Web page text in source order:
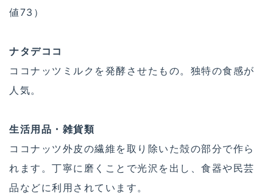
値73）
ナタデココ
ココナッツミルクを発酵させたもの。独特の食感が
人気。
生活用品・雑貨類
ココナッツ外皮の繊維を取り除いた殻の部分で作ら
れます。丁寧に磨くことで光沢を出し、食器や民芸
品などに利用されています。